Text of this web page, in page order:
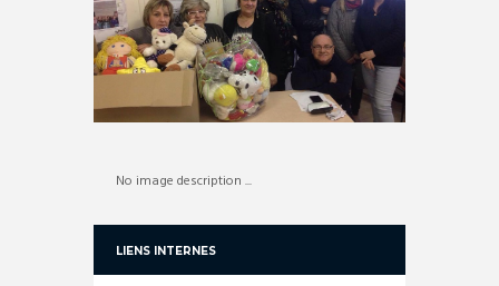
No image description ...
LIENS INTERNES